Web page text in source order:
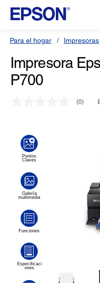
Para el hogar Impresoras
Impresora
P700
Sin
(0)